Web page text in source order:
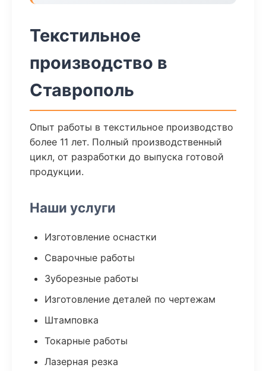
Текстильное
производство в
Ставрополь
Опыт работы в текстильное производство
более 11 лет. Полный производственный
цикл, от разработки до выпуска готовой
продукции.
Наши услуги
Изготовление оснастки
Сварочные работы
Зуборезные работы
Изготовление деталей по чертежам
Штамповка
Токарные работы
Лазерная резка